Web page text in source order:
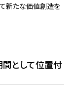
新たな価値創造を
間として位置付